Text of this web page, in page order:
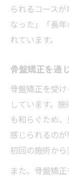
られるコース
なった」「長
れています。
骨盤矯正を通
骨盤矯正を受
しています。
も和らぐため
感じられるのが
初回の施術から
また、骨盤矯